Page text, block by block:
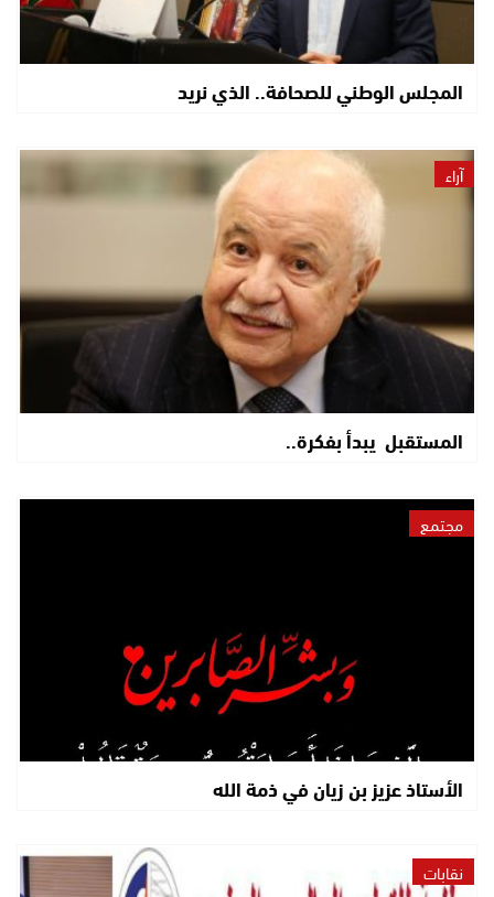
المجلس الوطني للصحافة.. الذي نريد
آراء
المستقبل يبدأ بفكرة..
مجتمع
الأستاذ عزيز بن زيان في ذمة الله
نقابات